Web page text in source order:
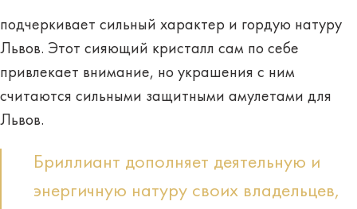
подчеркивает сильный характер и гордую натуру
Львов. Этот сияющий кристалл сам по себе
привлекает внимание, но украшения с ним
считаются сильными защитными амулетами для
Львов.
Бриллиант дополняет деятельную и
энергичную натуру своих владельцев,